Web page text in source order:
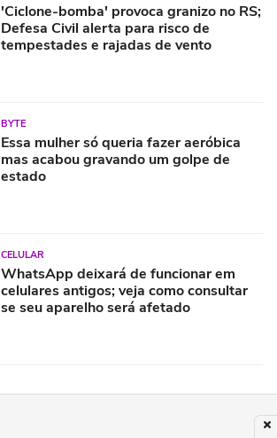
'Ciclone-bomba' provoca granizo no RS;
Defesa Civil alerta para risco de
tempestades e rajadas de vento
BYTE
Essa mulher só queria fazer aeróbica
mas acabou gravando um golpe de
estado
CELULAR
WhatsApp deixará de funcionar em
celulares antigos; veja como consultar
se seu aparelho será afetado